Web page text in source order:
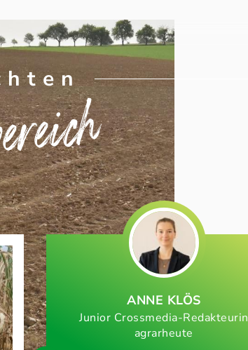
ANNE KLÖS
Junior Crossmedia-Redakteurin
agrarheute